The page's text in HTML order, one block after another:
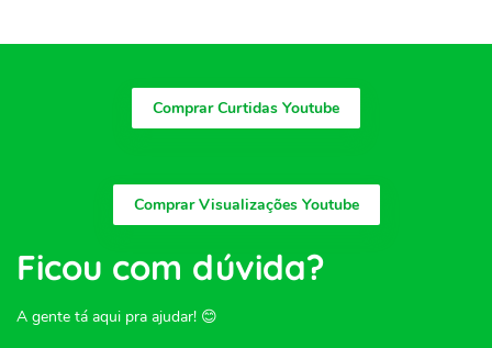
Comprar Curtidas Youtube
Comprar Visualizações Youtube
Ficou com dúvida?
A gente tá aqui pra ajudar! 😊